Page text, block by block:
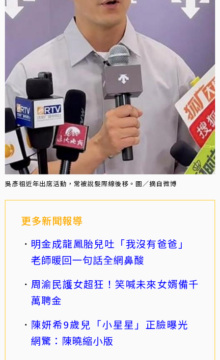
吳彥祖近年出席活動，常被說髮際線後移。圖／摘自微博
更多新聞報導
明金成龍鳳胎兒吐「我沒有爸爸」
老師暖回一句話全網鼻酸
周渝民護女超狂！笑喊未來女婿備千
萬聘金
陳妍希9歲兒「小星星」正臉曝光
網驚：陳曉縮小版